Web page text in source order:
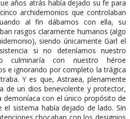
años atrás había dejado su fe para
archidemonios que controlaban
al fin dábamos con ella, su
rasgos claramente humanos (algo
siendo únicamente Garl el
si no deteníamos nuestro
culminaría con nuestro héroe
e ignorando por completo la trágica
Y es que, Astraea, plenamente
de un dios benevolente y protector,
demoníaca con el único propósito de
el sistema había dejado de lado. Sin
chocaban con los designios